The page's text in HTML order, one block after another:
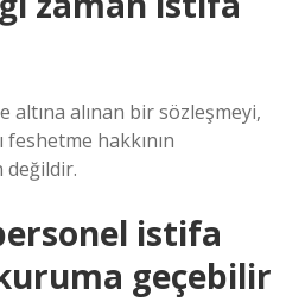
altına alınan bir sözleşmeyi,
hakkının
değildir.
istifa
geçebilir